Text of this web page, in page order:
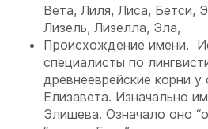
Вета, Лиля, Лиса, Бетси,
Лизель, Лизелла, Эла,
Происхождение имени.
специалисты по
древнееврейские корни
Елизавета. Изначально
Элишева. Означало оно